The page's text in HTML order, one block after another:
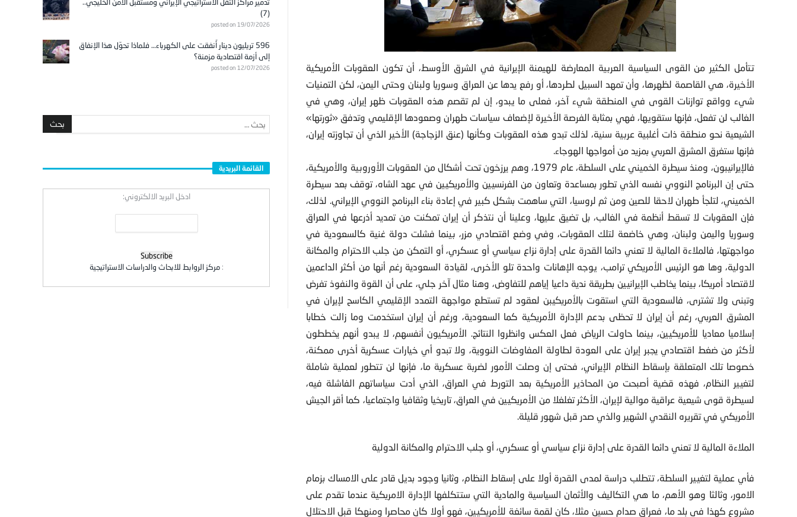
تتأمل الكثير من القوى السياسية العربية المعارضة للهيمنة الإيرانية في الشرق الأوسط، أن تكون العقوبات الأمريكية
الأخيرة، هي القاصمة لظهرها، وأن تمهد السبيل لطردها، أو رفع يدها عن العراق وسوريا ولبنان وحتى اليمن، لكن التمنيات
شيء وواقع توازنات القوى في المنطقة شيء آخر، فعلى ما يبدو، إن لم تقصم هذه العقوبات ظهر إيران، وهي في
الغالب لن تفعل، فإنها ستقويها، فهي بمثابة الفرصة الأخيرة لإضعاف سياسات طهران وصعودها الإقليمي وتدفق «ثورتها»
الشيعية نحو منطقة ذات أغلبية عربية سنية، لذلك تبدو هذه العقوبات وكأنها (عنق الزجاجة) الأخير الذي أن تجاوزته إيران،
فإنها ستغرق المشرق العربي بمزيد من أمواجها الهوجاء.
فالإيرانيبون، ومنذ سيطرة الخميني على السلطة، عام 1979، وهم يرزخون تحت أشكال من العقوبات الأوروبية والأمريكية،
حتى إن البرنامج النووي نفسه الذي تطور بمساعدة وتعاون من الفرنسيين والأمريكيين في عهد الشاه، توقف بعد سيطرة
الخميني، لتلجأ طهران لاحقا للصين ومن ثم لروسيا، التي ساهمت بشكل كبير في إعادة بناء البرنامج النووي الإيراني. لذلك،
فإن العقوبات لا تسقط أنظمة في الغالب، بل تضيق عليها، وعلينا أن نتذكر أن إيران تمكنت من تمديد أذرعها في العراق
وسوريا واليمن ولبنان، وهي خاضعة لتلك العقوبات، وفي وضع اقتصادي مزر، بينما فشلت دولة غنية كالسعودية في
مواجهتها، فالملاءة المالية لا تعني دائما القدرة على إدارة نزاع سياسي أو عسكري، أو التمكن من جلب الاحترام والمكانة
الدولية، وها هو الرئيس الأمريكي ترامب، يوجه الإهانات واحدة تلو الأخرى، لقيادة السعودية رغم أنها من أكثر الداعمين
لاقتصاد أمريكا، بينما يخاطب الإيرانيين بطريقة ندية داعيا إياهم للتفاوض، وهنا مثال آخر جلي، على أن القوة والنفوذ تفرض
وتبنى ولا تشترى، فالسعودية التي استقوت بالأمريكيبن لعقود لم تستطع مواجهة التمدد الإقليمي الكاسح لإيران في
المشرق العربي، رغم أن إيران لا تحظى بدعم الإدارة الأمريكية كما السعودية، ورغم أن إيران استخدمت وما زالت خطابا
إسلاميا معاديا للأمريكيين، بينما حاولت الرياض فعل العكس وانظروا النتائج. الأمريكيون أنفسهم، لا يبدو أنهم يخططون
لأكثر من ضغط اقتصادي يجبر إيران على العودة لطاولة المفاوضات النووية، ولا تبدو أي خيارات عسكرية أخرى ممكنة،
خصوصا تلك المتعلقة بإسقاط النظام الإيراني، فحتى إن وصلت الأمور لضربة عسكرية ما، فإنها لن تتطور لعملية شاملة
لتغيير النظام، فهذه قضية أصبحت من المحاذير الأمريكية بعد التورط في العراق، الذي أدت سياساتهم الفاشلة فيه،
لسيطرة قوى شيعية عراقية موالية لإيران، الأكثر تغلغلا من الأمريكيين في العراق، تاريخيا وثقافيا واجتماعيا، كما أقر الجيش
الأمريكي في تقريره النقدي الشهير والذي صدر قبل شهور قليلة.
الملاءة المالية لا تعني دائما القدرة على إدارة نزاع سياسي أو عسكري، أو جلب الاحترام والمكانة الدولية
فأي عملية لتغيير السلطة، تتطلب دراسة لمدى القدرة أولا على إسقاط النظام، وثانيا وجود بديل قادر على الامساك بزمام
الامور، وثالثا وهو الأهم، ما هي التكاليف والأثمان السياسية والمادية التي ستتكلفها الإدارة الامريكية عندما تقدم على
مشروع كهذا في بلد ما، فعراق صدام حسين مثلا، كان لقمة سائغة للأمريكيين، فهو أولا كان محاصرا ومنهكا قبل الاحتلال
(7)
posted on 19/07/2026
596 تريليون دينار أُنفقت على الكهرباء… فلماذا تحوّل هذا الإنفاق
إلى أزمة اقتصادية مزمنة؟
posted on 12/07/2026
القائمة البريدية
ادخل البريد الالكتروني:
:مركز الروابط للابحاث والدراسات الاستراتيجية